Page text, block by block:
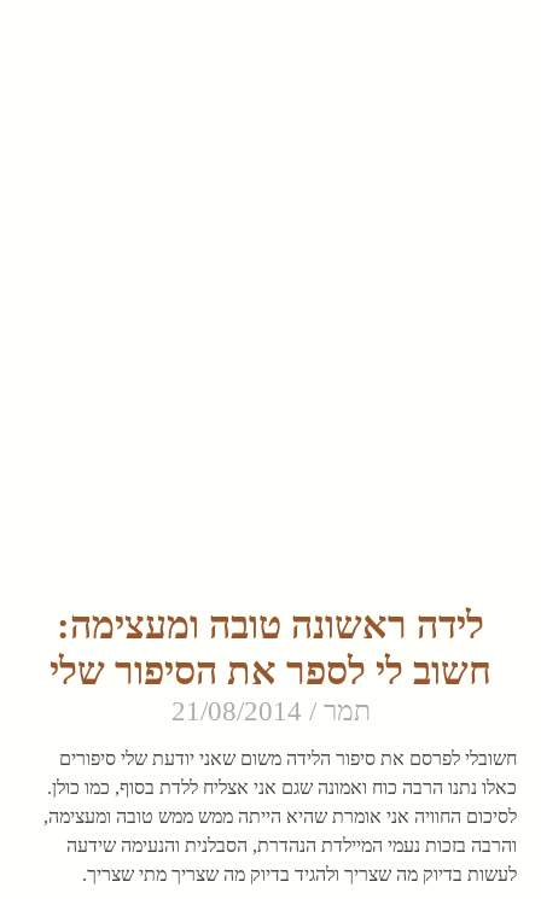
לידה ראשונה טובה ומעצימה:
חשוב לי לספר את הסיפור שלי
תמר
חשובלי לפרסם את סיפור הלידה משום שאני יודעת שלי סיפורים
כאלו נתנו הרבה כוח ואמונה שגם אני אצליח ללדת בסוף, כמו כולן.
לסיכום החוויה אני אומרת שהיא הייתה ממש ממש טובה ומעצימה,
והרבה בזכות נעמי המיילדת הנהדרת, הסבלנית והנעימה שידעה
לעשות בדיוק מה שצריך ולהגיד בדיוק מה שצריך מתי שצריך.